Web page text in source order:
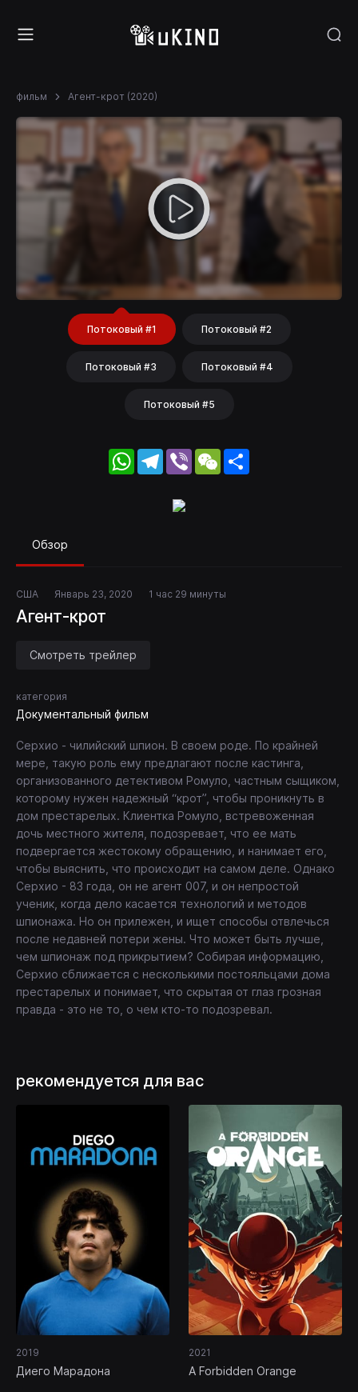
фильм Агент-крот (2020)
Потоковый #1 Потоковый #2
Потоковый #3 Потоковый #4
Потоковый #5
WhatsApp
Telegram
Viber WeChat
Обзор
США Январь 23, 2020 1 час 29 минуты
Агент-крот
Смотреть трейлер
категория
Документальный фильм
Серхио - чилийский шпион. В своем роде. По крайней
мере, такую роль ему предлагают после кастинга,
организованного детективом Ромуло, частным сыщиком,
которому нужен надежный “крот”, чтобы проникнуть в
дом престарелых. Клиентка Ромуло, встревоженная
дочь местного жителя, подозревает, что ее мать
подвергается жестокому обращению, и нанимает его,
чтобы выяснить, что происходит на самом деле. Однако
Серхио - 83 года, он не агент 007, и он непростой
ученик, когда дело касается технологий и методов
шпионажа. Но он прилежен, и ищет способы отвлечься
после недавней потери жены. Что может быть лучше,
чем шпионаж под прикрытием? Собирая информацию,
Серхио сближается с несколькими постояльцами дома
престарелых и понимает, что скрытая от глаз грозная
правда - это не то, о чем кто-то подозревал.
рекомендуется для вас
2019
Диего Марадона
2021
A Forbidden Orange